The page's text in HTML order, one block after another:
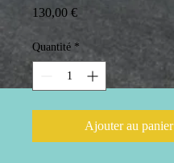
130,00 €Prix
Quantité *
Ajouter au panier